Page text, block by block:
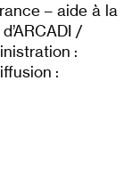
– aide à la
/
:
: